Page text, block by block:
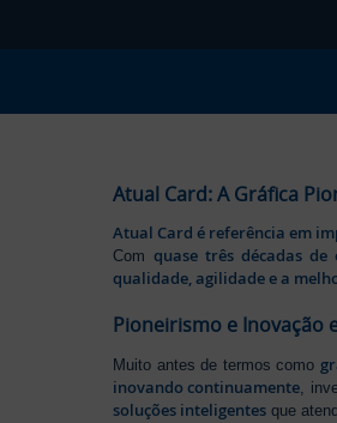
Atual Card: A Gráfica
Atual Card é referência em
Comquase três décadas de
qualidade, agilidade e a
Pioneirismo e Inovação
Muito antes de termos como
inovando continuamente,
soluções inteligentes que